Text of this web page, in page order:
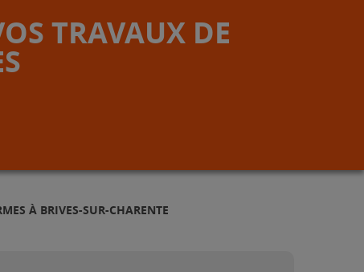
TRAVAUX DE
À BRIVES-SUR-CHARENTE